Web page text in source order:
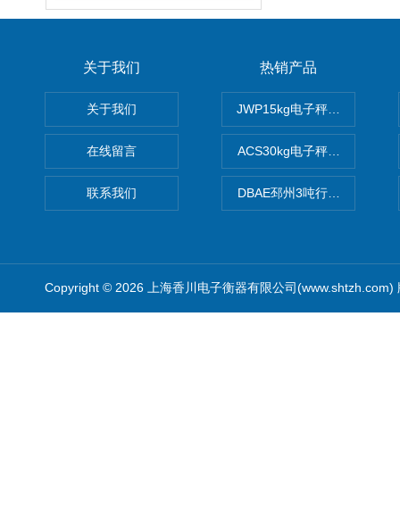
关于我们
关于我们
在线留言
联系我们
热销产品
JWP15kg电子秤价格,15公
ACS30kg电子秤价格,30公
DBAE邳州3吨行车电子吊秤
Copyright © 2026 上海香川电子衡器有限公司(www.shtzh.com)